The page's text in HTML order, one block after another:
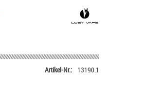
Artikel-Nr.: 13190.1